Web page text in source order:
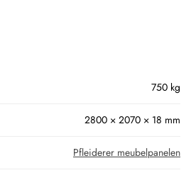
750 kg
2800 × 2070 × 18 mm
Pfleiderer meubelpanelen